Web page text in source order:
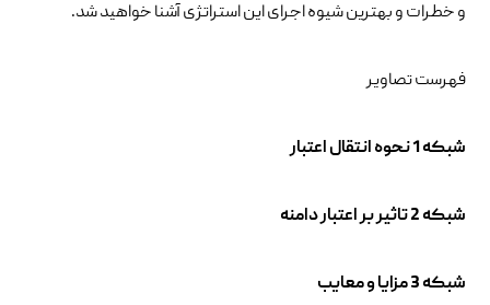
و خطرات و بهترین شیوه اجرای این استراتژی آشنا خواهید شد.
فهرست تصاویر
شبکه 1 نحوه انتقال اعتبار
شبکه 2 تاثیر بر اعتبار دامنه
شبکه 3 مزایا و معایب